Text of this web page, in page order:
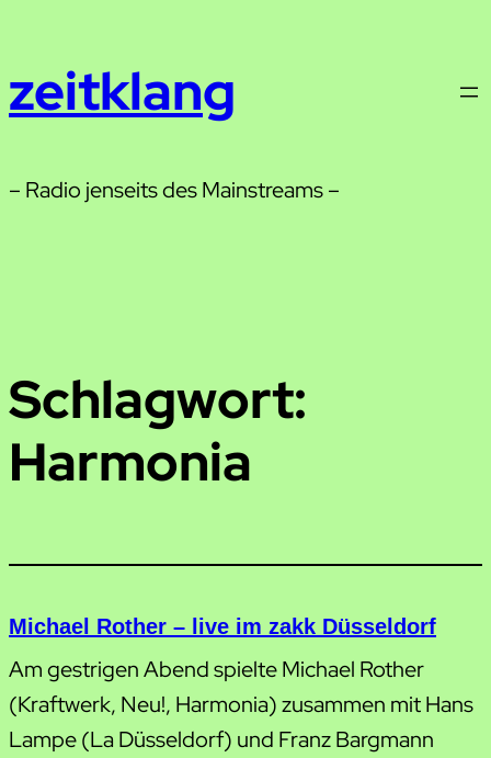
springen
zeitklang
– Radio jenseits des Mainstreams –
Schlagwort:
Harmonia
Michael Rother – live im zakk Düsseldorf
Am gestrigen Abend spielte Michael Rother
(Kraftwerk, Neu!, Harmonia) zusammen mit Hans
Lampe (La Düsseldorf) und Franz Bargmann